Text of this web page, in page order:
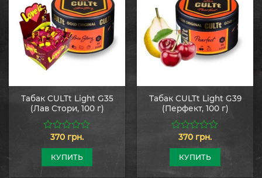
Табак CULTt Light G35
(Лав Стори, 100 г)
из
370 грн.
КУПИТЬ
Табак CULTt Light G39
(Перфект, 100 г)
из
370 грн.
КУПИТЬ